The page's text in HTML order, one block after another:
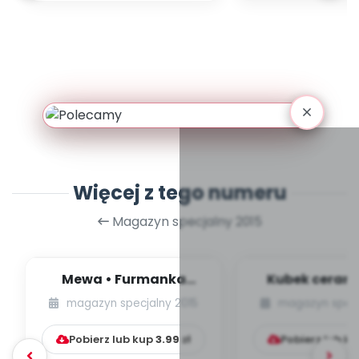
Więcej z tego numeru
Magazyn specjalny 2015
Mewa • Furmanka
(zabawy plastyczne)
magazyn specjalny 2015
Pobierz lub kup3.99 zł
Kubek
motywem
Pobierz lub